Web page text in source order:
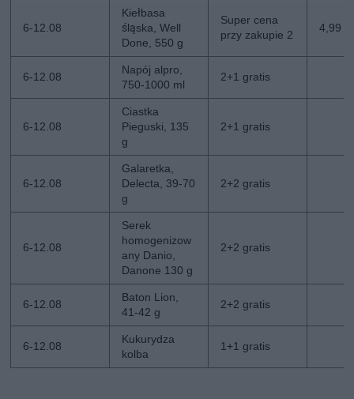
6-12.08
Kiełbasa
śląska, Well
Done, 550 g
Super cena
przy zakupie 2
4,99
6-12.08
Napój alpro,
750-1000 ml
2+1 gratis
6-12.08
Ciastka
Pieguski, 135
g
2+1 gratis
6-12.08
Galaretka,
Delecta, 39-70
g
2+2 gratis
6-12.08
Serek
homogenizow
any Danio,
Danone 130 g
2+2 gratis
6-12.08
Baton Lion,
41-42 g
2+2 gratis
6-12.08
Kukurydza
kolba
1+1 gratis